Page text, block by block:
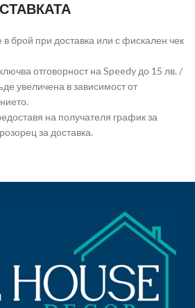
брой при доставка или с фискален чек
отговорност на Speedy до 15 лв. /
увеличена в зависимост от
на получателя график за
за доставка.